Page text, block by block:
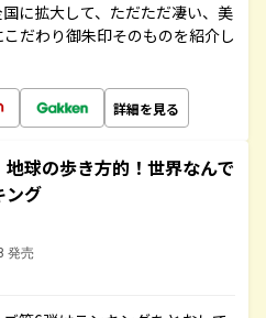
に拡大して、ただただ凄い、美
だわり御朱印そのものを紹介し
詳細を見る
球の歩き方的！世界なんで
ング
発売